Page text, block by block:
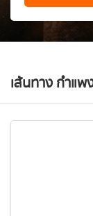
เส้นทาง กำแพ